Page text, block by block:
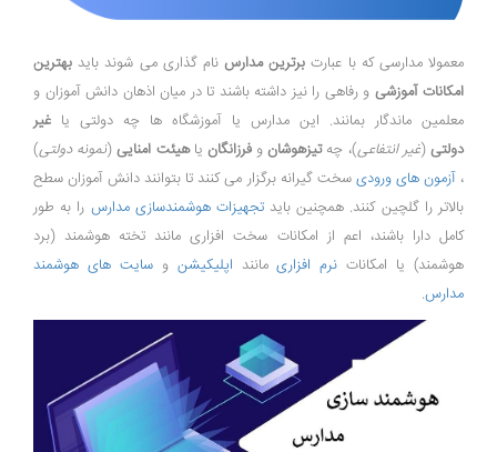
معمولا مدارسی که با عبارت برترین مدارس نام گذاری می شوند باید بهترین
امکانات آموزشی و رفاهی را نیز داشته باشند تا در میان اذهان دانش آموزان و
معلمین ماندگار بمانند. این مدارس یا آموزشگاه ها چه دولتی یا غیر
دولتی(غیر انتفاعی)، چهتیزهوشانوفرزانگان یاهیئت امنایی(نمونه دولتی)
،آزمون های ورودی سخت گیرانه برگزار می کنند تا بتوانند دانش آموزان سطح
بالاتر را گلچین کنند. همچنین بایدتجهیزات هوشمندسازی مدارس را به طور
کامل دارا باشند، اعم از امکانات سخت افزاری مانند تخته هوشمند (برد
هوشمند) یا امکانات نرم افزاریمانند اپلیکیشن وسایت های هوشمند
مدارس.